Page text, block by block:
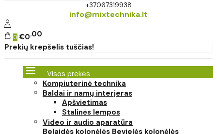
+37067319938
info@mixtechnika.lt
0 €0 00
Prekių krepšelis tuščias!
Visos prekės
Kompiuterinė technika
Baldai ir namų interjeras
Apšvietimas
Stalinės lempos
Video ir audio aparatūra
Belaidės kolonėlės Bevielės kolonėlės